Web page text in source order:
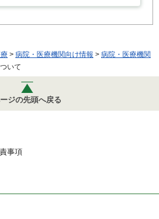
> 病院・医療機関向け情報 > 病院・医療機関
いて
ジの先頭へ戻る
事項